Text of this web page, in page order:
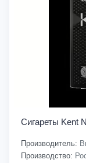
Сигареты Kent
Производитель:
Производство: